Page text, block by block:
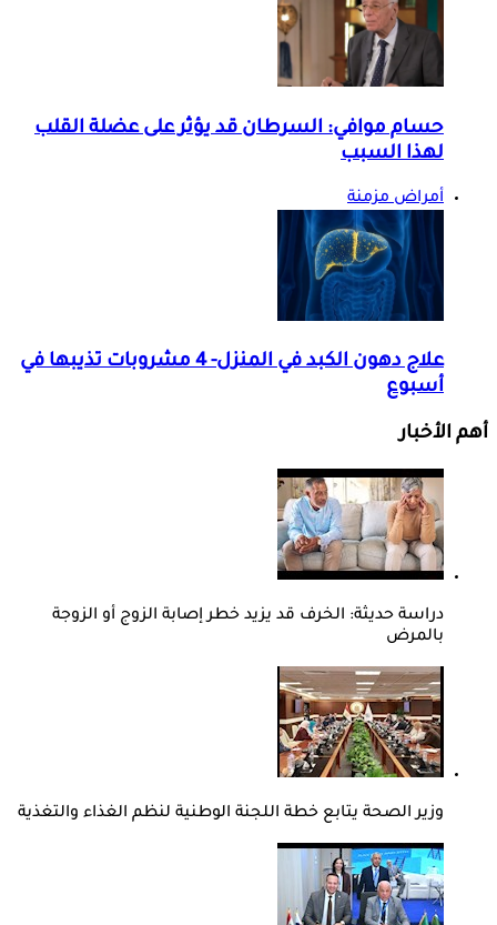
حسام موافي: السرطان قد يؤثر على عضلة القلب
لهذا السبب
أمراض مزمنة
علاج دهون الكبد في المنزل- 4 مشروبات تذيبها في
أسبوع
أهم الأخبار
دراسة حديثة: الخرف قد يزيد خطر إصابة الزوج أو الزوجة
بالمرض
وزير الصحة يتابع خطة اللجنة الوطنية لنظم الغذاء والتغذية